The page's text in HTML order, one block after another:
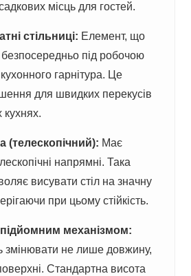
місць для гостей.
стільниці: Елемент, що
безпосередньо під робочою
гарнітура. Це
для швидких перекусів
кухнях.
(телескопічний): Має
напрямні. Така
висувати стіл на значну
при цьому стійкість.
механізмом:
змінювати не лише довжину,
Стандартна висота